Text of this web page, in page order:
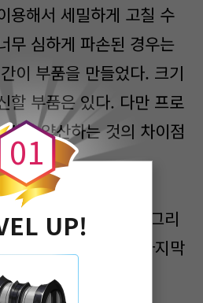
용해서 세밀하게 고칠 수
무 심하게 파손된 경우는
이 부품을 만들었다. 크기
할 부품은 있다. 다만 프로
과 양산하는 것의 차이점
기를 시험하는 조지. 그리
것을 확인하고는 마지막
0
0
1
UP!